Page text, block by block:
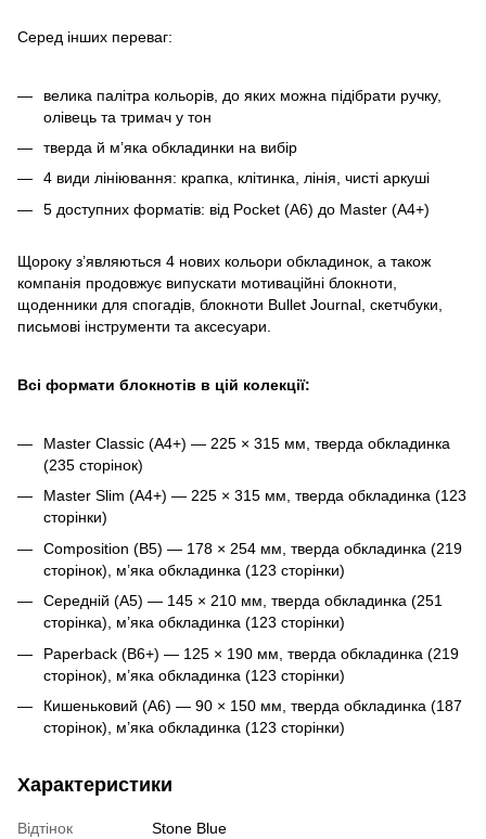
Серед інших переваг:
велика палітра кольорів, до яких можна підібрати ручку,
олівець та тримач у тон
тверда й м’яка обкладинки на вибір
4 види лініювання: крапка, клітинка, лінія, чисті аркуші
5 доступних форматів: від Pocket (A6) до Master (A4+)
Щороку з’являються 4 нових кольори обкладинок, а також
компанія продовжує випускати мотиваційні блокноти,
щоденники для спогадів, блокноти Bullet Journal, скетчбуки,
письмові інструменти та аксесуари.
Всі формати блокнотів в цій колекції:
Master Classic (A4+) — 225 × 315 мм, тверда обкладинка
(235 сторінок)
Master Slim (A4+) — 225 × 315 мм, тверда обкладинка (123
сторінки)
Composition (B5) — 178 × 254 мм, тверда обкладинка (219
сторінок), м’яка обкладинка (123 сторінки)
Середній (A5) — 145 × 210 мм, тверда обкладинка (251
сторінка), м’яка обкладинка (123 сторінки)
Paperback (B6+) — 125 × 190 мм, тверда обкладинка (219
сторінок), м’яка обкладинка (123 сторінки)
Кишеньковий (A6) — 90 × 150 мм, тверда обкладинка (187
сторінок), м’яка обкладинка (123 сторінки)
Характеристики
Відтінок
Stone Blue